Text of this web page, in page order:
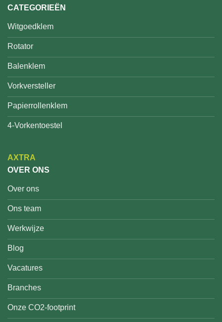
CATEGORIEËN
Witgoedklem
Rotator
Balenklem
Vorkversteller
Papierrollenklem
4-Vorkentoestel
AXTRA
OVER ONS
Over ons
Ons team
Werkwijze
Blog
Vacatures
Branches
Onze CO2-footprint